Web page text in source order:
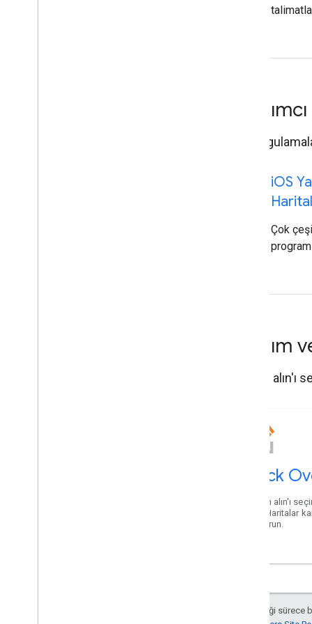
iOS
iOS
Çok
Yardım
Yardım
Stack
Yardım alın'ı
Edin. Haritalar
oluşturun.
Aksi belirtilmediği sürece